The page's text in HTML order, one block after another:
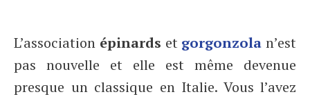
L’association épinards et gorgonzola n’est
pas nouvelle et elle est même devenue
presque un classique en Italie. Vous l’avez